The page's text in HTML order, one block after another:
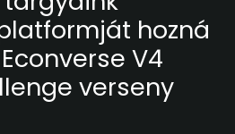
hozná
V4
verseny